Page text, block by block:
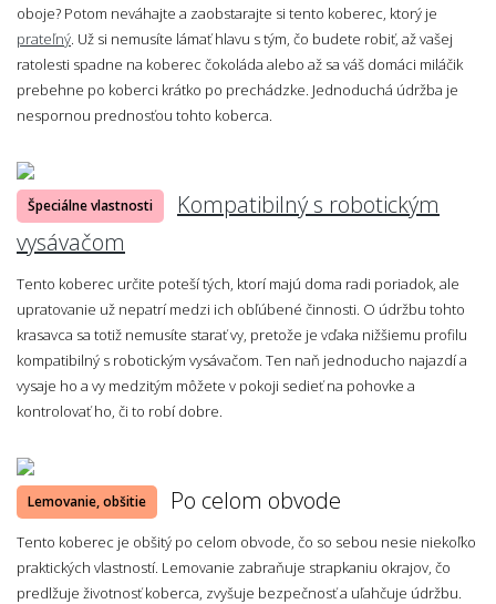
oboje? Potom neváhajte a zaobstarajte si tento koberec, ktorý je
prateľný . Už si nemusíte lámať hlavu s tým, čo budete robiť, až vašej
ratolesti spadne na koberec čokoláda alebo až sa váš domáci miláčik
prebehne po koberci krátko po prechádzke. Jednoduchá údržba je
nespornou prednosťou tohto koberca.
Špeciálne vlastnosti
Kompatibilný s robotickým
vysávačom
Tento koberec určite poteší tých, ktorí majú doma radi poriadok, ale
upratovanie už nepatrí medzi ich obľúbené činnosti. O údržbu tohto
krasavca sa totiž nemusíte starať vy, pretože je vďaka nižšiemu profilu
kompatibilný s robotickým vysávačom. Ten naň jednoducho najazdí a
vysaje ho a vy medzitým môžete v pokoji sedieť na pohovke a
kontrolovať ho, či to robí dobre.
Lemovanie, obšitie Po celom obvode
Tento koberec je obšitý po celom obvode, čo so sebou nesie niekoľko
praktických vlastností. Lemovanie zabraňuje strapkaniu okrajov, čo
predlžuje životnosť koberca, zvyšuje bezpečnosť a uľahčuje údržbu.